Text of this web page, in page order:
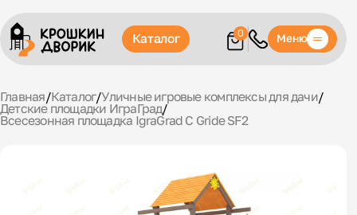
Каталог 0 Меню
Главная/Каталог/Уличные игровые комплексы для дачи/
Детские площадки ИграГрад/
Всесезонная площадка IgraGrad С Gride SF2